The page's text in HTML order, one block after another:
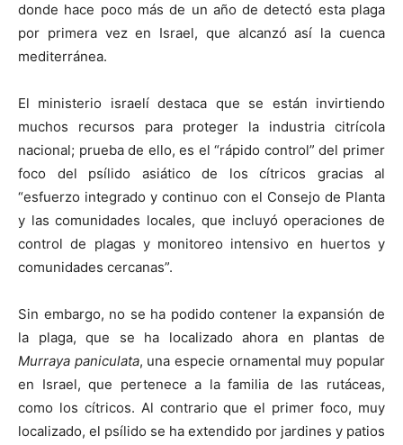
donde hace poco más de un año de detectó esta plaga
por primera vez en Israel, que alcanzó así la cuenca
mediterránea.
El ministerio israelí destaca que se están invirtiendo
muchos recursos para proteger la industria citrícola
nacional; prueba de ello, es el “rápido control” del primer
foco del psílido asiático de los cítricos gracias al
“esfuerzo integrado y continuo con el Consejo de Planta
y las comunidades locales, que incluyó operaciones de
control de plagas y monitoreo intensivo en huertos y
comunidades cercanas”.
Sin embargo, no se ha podido contener la expansión de
la plaga, que se ha localizado ahora en plantas de
Murraya paniculata, una especie ornamental muy popular
en Israel, que pertenece a la familia de las rutáceas,
como los cítricos. Al contrario que el primer foco, muy
localizado, el psílido se ha extendido por jardines y patios